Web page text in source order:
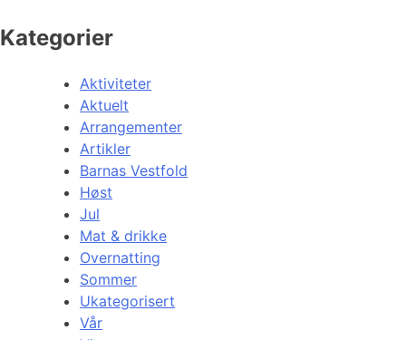
Kategorier
Aktiviteter
Aktuelt
Arrangementer
Artikler
Barnas Vestfold
Høst
Jul
Mat & drikke
Overnatting
Sommer
Ukategorisert
Vår